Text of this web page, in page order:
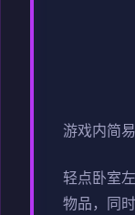
游戏内简
轻点卧室
物品，同